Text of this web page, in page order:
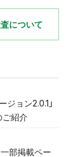
について
ジョン2.0.1」
ご紹介
部掲載ペー